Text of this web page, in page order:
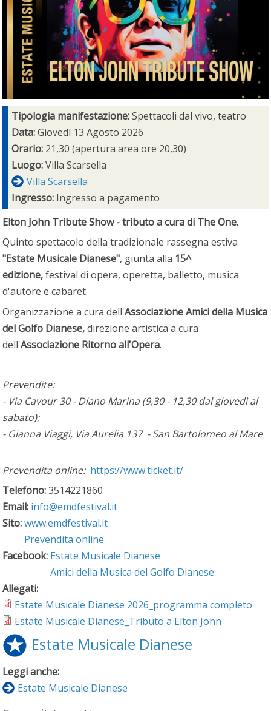
Tipologia manifestazione:Spettacoli dal vivo, teatro
Data:Giovedì 13 Agosto 2026
Orario: 21,30 (apertura area ore 20,30)
Luogo:Villa Scarsella
Villa Scarsella
Ingresso: Ingresso a pagamento
Elton John Tribute Show - tributo a cura di The One.
Quinto spettacolo della tradizionale rassegna estiva
"Estate Musicale Dianese", giunta alla 15^
edizione,festival di opera, operetta, balletto, musica
d'autore e cabaret.
Organizzazione a cura dell'Associazione Amici della Musica
del Golfo Dianese,direzione artistica a cura
dell'Associazione Ritorno all'Opera.
Prevendite:
- Via Cavour 30 - Diano Marina (9,30 - 12,30 dal giovedì al
sabato);
- Gianna Viaggi, Via Aurelia 137 - San Bartolomeo al Mare
Prevendita online: https://www.ticket.it/
Telefono:3514221860
Email: info@emdfestival.it
Sito:www.emdfestival.it
Prevendita online
Facebook: Estate Musicale Dianese
Amici della Musica del Golfo Dianese
Allegati:
Estate Musicale Dianese 2026_programma completo
Estate Musicale Dianese_Tributo a Elton John
Estate Musicale Dianese
Leggi anche:
Estate Musicale Dianese